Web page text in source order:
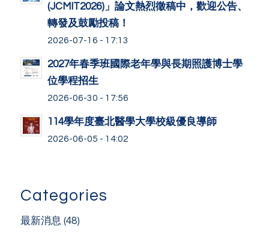
(JCMIT2026)」論文熱烈徵稿中，歡迎公告、
轉發及鼓勵投稿！
2026-07-16 - 17:13
2027年春季班國際老年學與長期照護博士學
位學程招生
2026-06-30 - 17:56
114學年度臺北醫學大學校級優良導師
2026-06-05 - 14:02
Categories
最新消息 (48)